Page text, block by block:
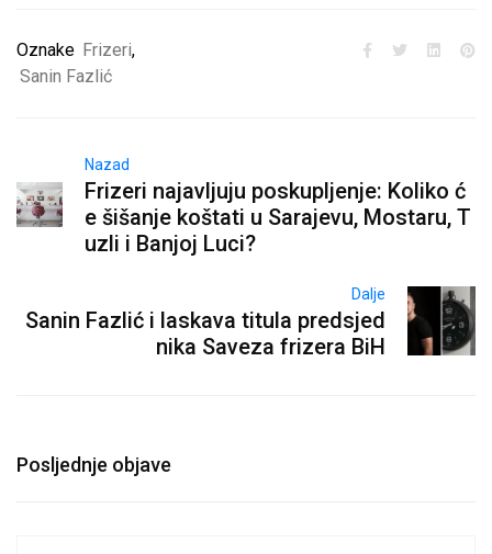
Oznake Frizeri,
Sanin Fazlić
Nazad
Frizeri najavljuju poskupljenje: Koliko ć
e šišanje koštati u Sarajevu, Mostaru, T
uzli i Banjoj Luci?
Dalje
Sanin Fazlić i laskava titula predsjed
nika Saveza frizera BiH
Posljednje objave